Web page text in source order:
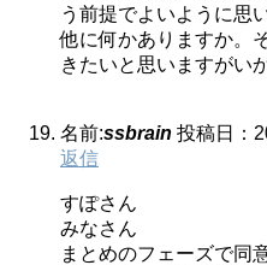
う前提でよいように思
他に何かありますか。
きたいと思いますがい
名前:ssbrain 投稿日：
返信
すぽさん
みなさん
まとめのフェーズで同